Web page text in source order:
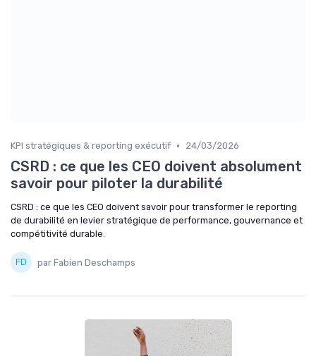
KPI stratégiques & reporting exécutif • 24/03/2026
CSRD : ce que les CEO doivent absolument
savoir pour piloter la durabilité
CSRD : ce que les CEO doivent savoir pour transformer le reporting
de durabilité en levier stratégique de performance, gouvernance et
compétitivité durable.
par Fabien Deschamps